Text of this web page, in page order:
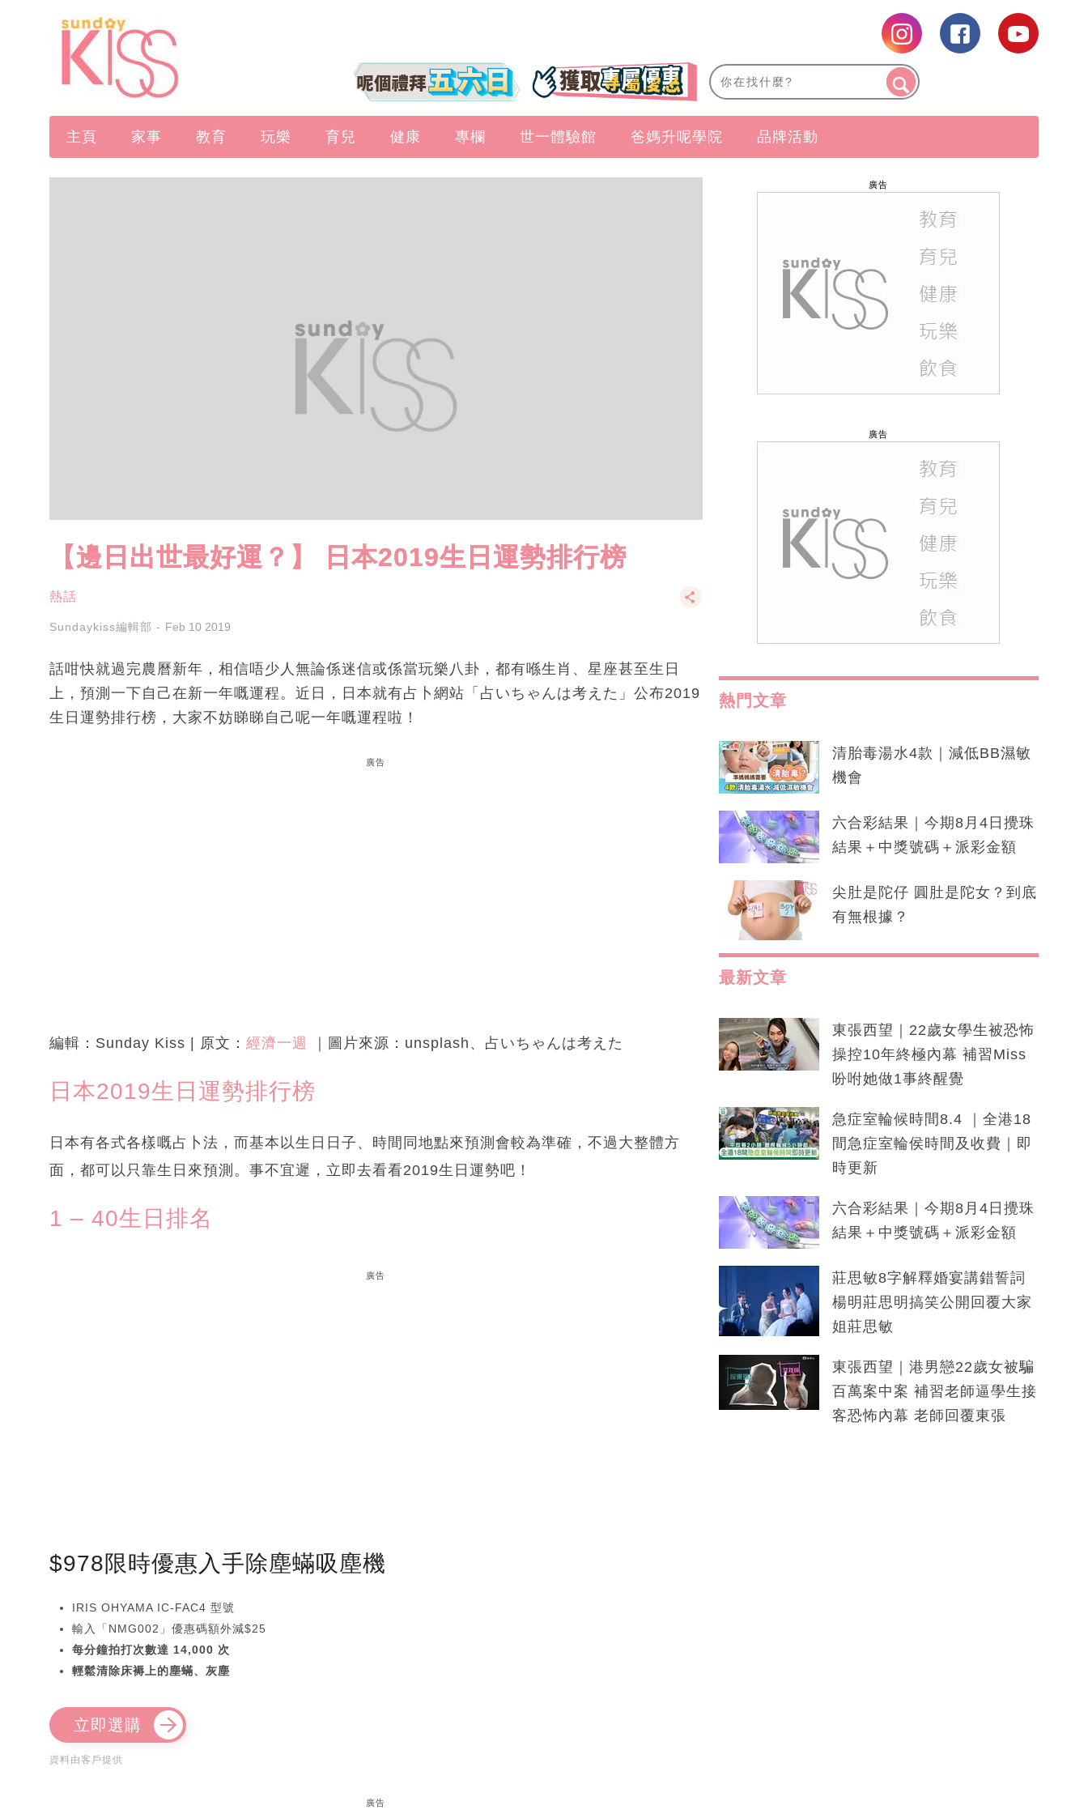
主頁 家事 教育 玩樂 育兒 健康 專欄 世一體驗館 爸媽升呢學院 品牌活動
【邊日出世最好運？】 日本2019生日運勢排行榜
熱話
Sundaykiss編輯部 Feb 10 2019
話咁快就過完農曆新年，相信唔少人無論係迷信或係當玩樂八卦，都有喺生肖、星座甚至生日
上，預測一下自己在新一年嘅運程。近日，日本就有占卜網站「占いちゃんは考えた」公布2019
生日運勢排行榜，大家不妨睇睇自己呢一年嘅運程啦！
廣告
編輯：Sunday Kiss | 原文： 經濟一週 ｜圖片來源：unsplash、占いちゃんは考えた
日本2019生日運勢排行榜
日本有各式各樣嘅占卜法，而基本以生日日子、時間同地點來預測會較為準確，不過大整體方
面，都可以只靠生日來預測。事不宜遲，立即去看看2019生日運勢吧！
1 – 40生日排名
廣告
$978限時優惠入手除塵蟎吸塵機
IRIS OHYAMA IC-FAC4 型號
輸入「NMG002」優惠碼額外減$25
每分鐘拍打次數達 14,000 次
輕鬆清除床褥上的塵蟎、灰塵
立即選購
資料由客戶提供
廣告
廣告
廣告
熱門文章
清胎毒湯水4款｜減低BB濕敏
機會
六合彩結果｜今期8月4日攪珠
結果＋中獎號碼＋派彩金額
尖肚是陀仔 圓肚是陀女？到底
有無根據？
最新文章
東張西望｜22歲女學生被恐怖
操控10年終極內幕 補習Miss
吩咐她做1事終醒覺
急症室輪候時間8.4 ｜全港18
間急症室輪侯時間及收費｜即
時更新
六合彩結果｜今期8月4日攪珠
結果＋中獎號碼＋派彩金額
莊思敏8字解釋婚宴講錯誓詞
楊明莊思明搞笑公開回覆大家
姐莊思敏
東張西望｜港男戀22歲女被騙
百萬案中案 補習老師逼學生接
客恐怖內幕 老師回覆東張